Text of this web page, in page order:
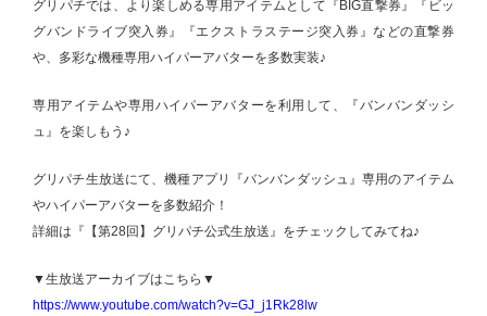
グリパチでは、より楽しめる専用アイテムとして『BIG直撃券』『ビッ
グバンドライブ突入券』『エクストラステージ突入券』などの直撃券
や、多彩な機種専用ハイパーアバターを多数実装♪
専用アイテムや専用ハイパーアバターを利用して、『バンバンダッシ
ュ』を楽しもう♪
グリパチ生放送にて、機種アプリ『バンバンダッシュ』専用のアイテム
やハイパーアバターを多数紹介！
詳細は『【第28回】グリパチ公式生放送』をチェックしてみてね♪
▼生放送アーカイブはこちら▼
https://www.youtube.com/watch?v=GJ_j1Rk28lw